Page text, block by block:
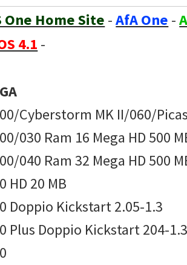
One Home Site -AfA One -
4.1 -
Cyberstorm MK II/060/
030 Ram 16 Mega HD 500
040 Ram 32 Mega HD 500
HD 20 MB
Doppio Kickstart 2.05-1.3
Plus Doppio Kickstart 204-